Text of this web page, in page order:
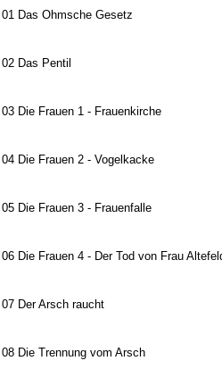
01 Das Ohmsche Gesetz
02 Das Pentil
03 Die Frauen 1 - Frauenkirche
04 Die Frauen 2 - Vogelkacke
05 Die Frauen 3 - Frauenfalle
06 Die Frauen 4 - Der Tod von Frau
07 Der Arsch raucht
08 Die Trennung vom Arsch